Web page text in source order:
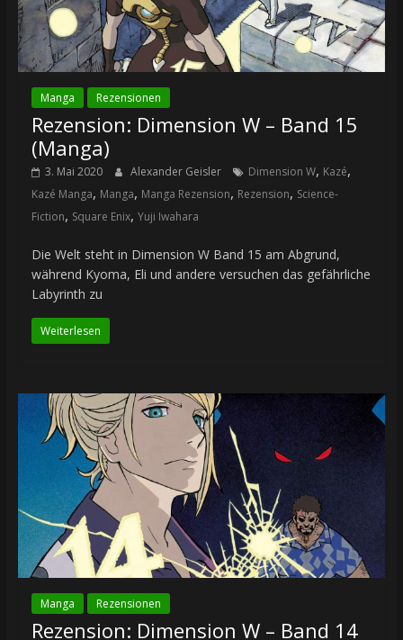
Manga Rezensionen
Rezension: Dimension W – Band 15
(Manga)
3. Mai 2020 Alexander Geisler Dimension W, Kazé,
Kazé Manga, Manga, Manga Rezension, Rezension, Science-
Fiction, Square Enix, Yuji Iwahara
Die Welt steht in Dimension W Band 15 am Abgrund,
während Kyoma, Eli und andere versuchen das gefährliche
Labyrinth zu
Weiterlesen
Manga Rezensionen
Rezension: Dimension W – Band 14